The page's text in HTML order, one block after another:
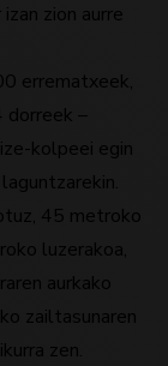
zion aurre
errematxeek,
–
kolpeei egin
45 metroko
luzerakoa,
aurkako
zailtasunaren
zen.